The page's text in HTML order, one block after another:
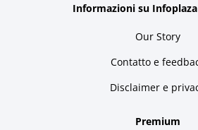
Informazioni su
Our Story
Contatto e
Disclaimer e
Premium